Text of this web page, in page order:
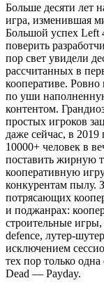
Больше десяти лет
игра, изменившая
Большой успех Left
поверить
пор свет увидели
рассчитанных в
кооперативе.
по уши
контентом.
простых игроков
даже сейчас, в
10000+ человек в
поставить жирную
кооперативную
конкурентам пылу.
потрясающих
и поджанрах:
строительные
defence, лутер-
исключением
тех пор только
Dead — Payday.